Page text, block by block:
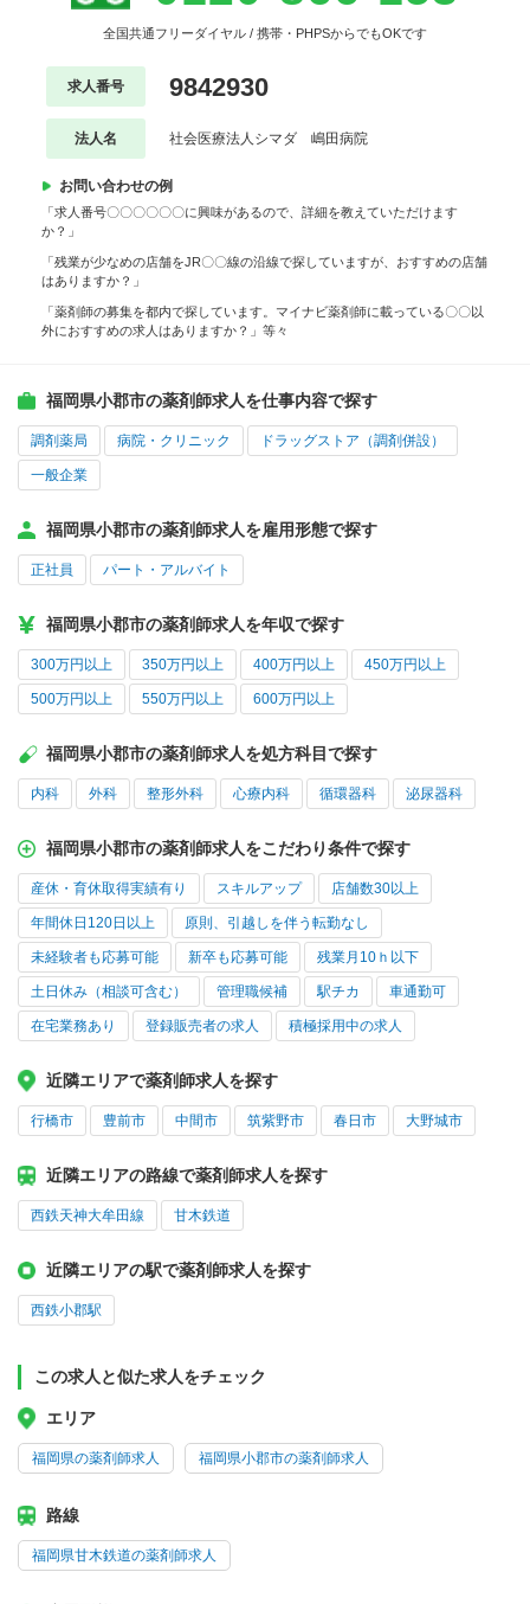
全国共通フリーダイヤル / 携帯・PHPSからでもOKです
求人番号 9842930
法人名 社会医療法人シマダ 嶋田病院
お問い合わせの例
「求人番号〇〇〇〇〇〇に興味があるので、詳細を教えていただけます
か？」
「残業が少なめの店舗をJR〇〇線の沿線で探していますが、おすすめの店舗
はありますか？」
「薬剤師の募集を都内で探しています。マイナビ薬剤師に載っている〇〇以
外におすすめの求人はありますか？」等々
福岡県小郡市の薬剤師求人を仕事内容で探す
調剤薬局 病院・クリニック ドラッグストア（調剤併設）
一般企業
福岡県小郡市の薬剤師求人を雇用形態で探す
正社員 パート・アルバイト
福岡県小郡市の薬剤師求人を年収で探す
300万円以上 350万円以上 400万円以上 450万円以上
500万円以上 550万円以上 600万円以上
福岡県小郡市の薬剤師求人を処方科目で探す
内科 外科 整形外科 心療内科 循環器科 泌尿器科
福岡県小郡市の薬剤師求人をこだわり条件で探す
産休・育休取得実績有り スキルアップ 店舗数30以上
年間休日120日以上 原則、引越しを伴う転勤なし
未経験者も応募可能 新卒も応募可能 残業月10ｈ以下
土日休み（相談可含む） 管理職候補 駅チカ 車通勤可
在宅業務あり 登録販売者の求人 積極採用中の求人
近隣エリアで薬剤師求人を探す
行橋市 豊前市 中間市 筑紫野市 春日市 大野城市
近隣エリアの路線で薬剤師求人を探す
西鉄天神大牟田線 甘木鉄道
近隣エリアの駅で薬剤師求人を探す
西鉄小郡駅
この求人と似た求人をチェック
エリア
福岡県の薬剤師求人 福岡県小郡市の薬剤師求人
路線
福岡県甘木鉄道の薬剤師求人